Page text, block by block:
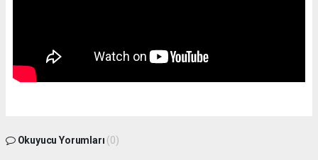
Okuyucu Yorumları (0)